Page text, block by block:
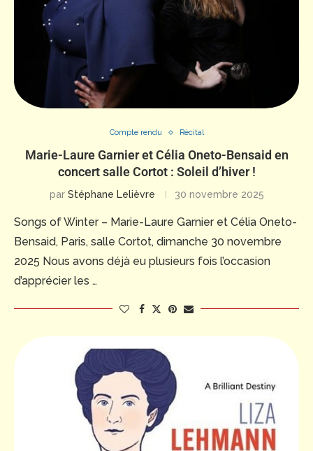
Compte rendu Récital
Marie-Laure Garnier et Célia Oneto-Bensaid en
concert salle Cortot : Soleil d’hiver !
par Stéphane Lelièvre 30 novembre 2025
Songs of Winter – Marie-Laure Garnier et Célia Oneto-
Bensaid, Paris, salle Cortot, dimanche 30 novembre
2025 Nous avons déjà eu plusieurs fois l’occasion
d’apprécier les …